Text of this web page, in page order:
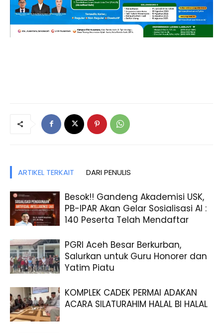
ARTIKEL TERKAIT DARI PENULIS
Besok!! Gandeng Akademisi USK,
PB-IPAR Akan Gelar Sosialisasi AI :
140 Peserta Telah Mendaftar
PGRI Aceh Besar Berkurban,
Salurkan untuk Guru Honorer dan
Yatim Piatu
KOMPLEK CADEK PERMAI ADAKAN
ACARA SILATURAHIM HALAL BI HALAL